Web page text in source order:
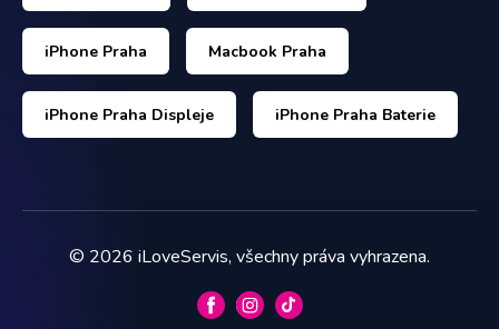
iPhone Praha Macbook Praha
iPhone Praha Displeje iPhone Praha Baterie
© 2026 iLoveServis, všechny práva vyhrazena.